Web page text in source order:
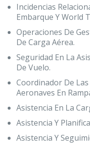
Incidencias
Embarque Y World
Operaciones De
De Carga Aérea.
Seguridad En La
De Vuelo.
Coordinador De
Aeronaves En
Asistencia En La
Asistencia Y
Asistencia Y